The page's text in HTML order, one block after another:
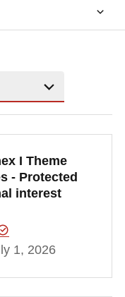
I Theme
- Protected
interest
1, 2026